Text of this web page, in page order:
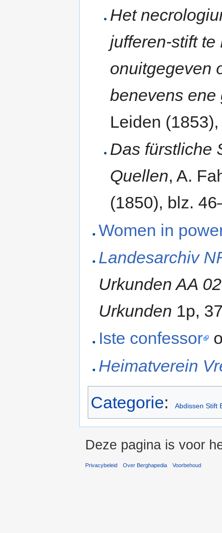
Het
jufferen-stift
onuitgegeven
benevens ene
Leiden
Das fürstliche
Quellen, A.
(1850), blz.
Women in
Landesarchiv
Urkunden AA
Urkunden 1p,
Iste confessor
Heimatverein
Categorie: Abdissen Stift
Deze pagina is voor
Privacybeleid Over Berghapedia Voorbehoud